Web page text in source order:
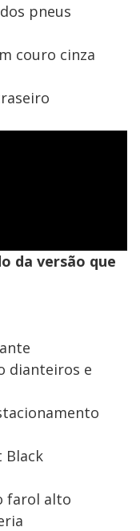
pneus
couro cinza
da versão que
dianteiros e
Black
farol alto